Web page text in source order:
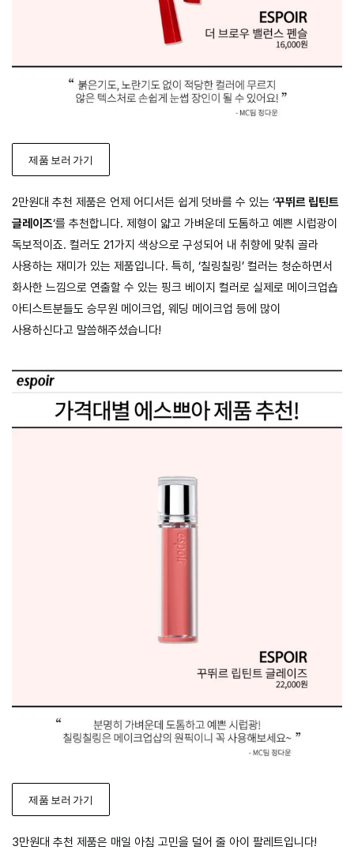
제품 보러 가기
2만원대 추천 제품은 언제 어디서든 쉽게 덧바를 수 있는 ‘꾸뛰르 립틴트
글레이즈‘를 추천합니다. 제형이 얇고 가벼운데 도톰하고 예쁜 시럽광이
독보적이죠. 컬러도 21가지 색상으로 구성되어 내 취향에 맞춰 골라
사용하는 재미가 있는 제품입니다. 특히, ‘칠링칠링’ 컬러는 청순하면서
화사한 느낌으로 연출할 수 있는 핑크 베이지 컬러로 실제로 메이크업숍
아티스트분들도 승무원 메이크업, 웨딩 메이크업 등에 많이
사용하신다고 말씀해주셨습니다!
제품 보러 가기
3만원대 추천 제품은 매일 아침 고민을 덜어 줄 아이 팔레트입니다!